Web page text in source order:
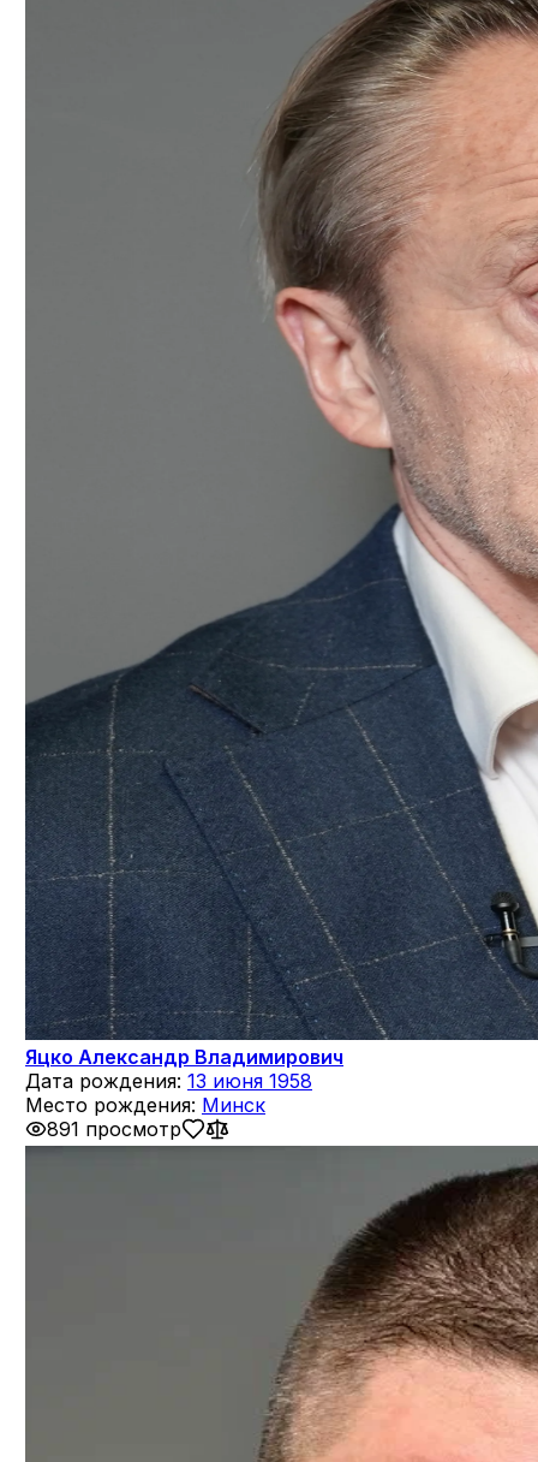
Яцко Александр Владимирович
Дата рождения: 13 июня 1958
Место рождения: Минск
891 просмотр